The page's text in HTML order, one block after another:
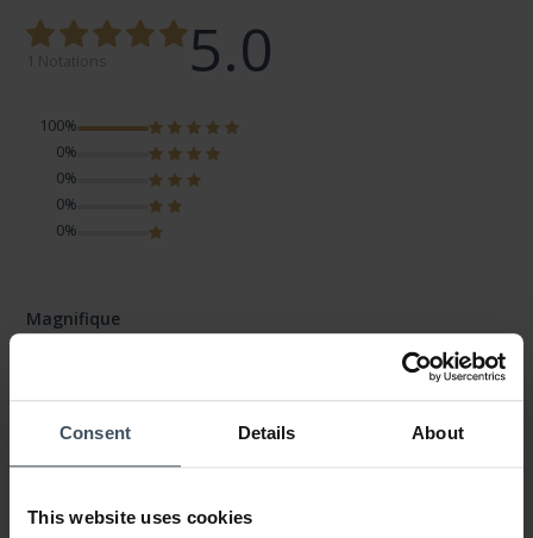
Consent Details About
This website uses cookies
5.0
100%
0%
0%
0%
0%
Magnifique
VALEUR-PRIX
QUALITÉ
Très jolie je voulais trop. Et puis on peut payer plusieurs fois